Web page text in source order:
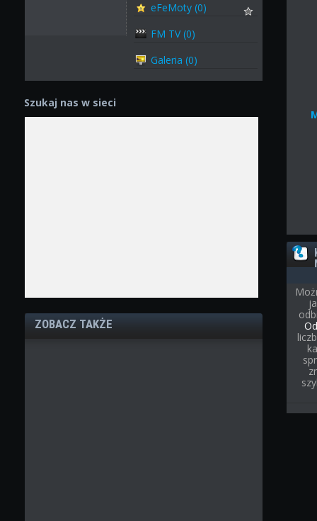
eFeMoty (0)
FM TV (0)
Galeria (0)
Szukaj nas w sieci
ZOBACZ TAKŻE